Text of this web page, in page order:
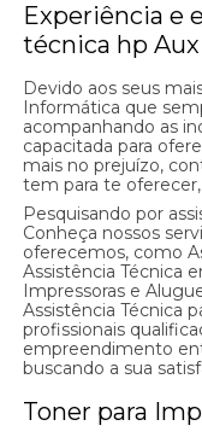
Experiência e
técnica hp
Devido aos seus
Informática que
acompanhando as
capacitada para
mais no prejuízo,
tem para te
Pesquisando por
Conheça nossos
oferecemos, como
Assistência Técnica
Impressoras e
Assistência Técnica
profissionais
empreendimento
buscando a sua
Toner para